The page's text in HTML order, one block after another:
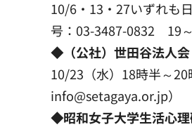
10/6・13・27いずれも
号：03-3487-0832 19～
◆（公社）世田谷法人
10/23（水）18時半～
info@setagaya.or.jp）
◆昭和女子大学生活心理